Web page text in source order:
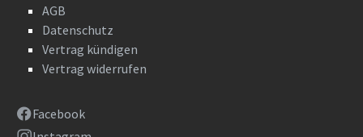
AGB
Datenschutz
Vertrag kündigen
Vertrag widerrufen
Facebook